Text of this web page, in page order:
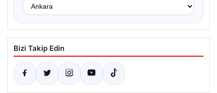
Bizi Takip Edin